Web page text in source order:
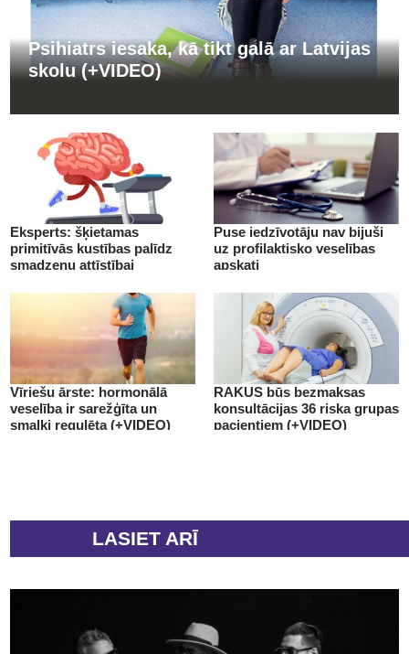
Psihiatrs iesaka, kā tikt galā ar Latvijas
skolu (+VIDEO)
Eksperts: šķietamas
primitīvās kustības palīdz
smadzeņu attīstībai
Puse iedzīvotāju nav bijuši
uz profilaktisko veselības
apskati
Vīriešu ārste: hormonālā
veselība ir sarežģīta un
smalki regulēta (+VIDEO)
RAKUS būs bezmaksas
konsultācijas 36 riska grupas
pacientiem (+VIDEO)
LASIET ARĪ